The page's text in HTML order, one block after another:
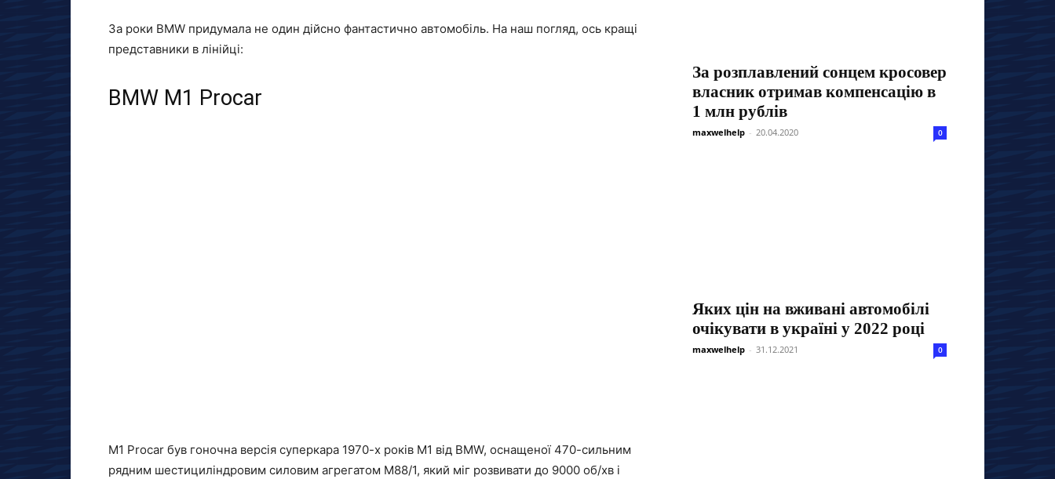
За роки BMW придумала не один дійсно фантастично автомобіль. На наш погляд, ось кращі
представники в лінійці:
BMW M1 Procar
M1 Procar був гоночна версія суперкара 1970-х років M1 від BMW, оснащеної 470-сильним
рядним шестициліндровим силовим агрегатом M88/1, який міг розвивати до 9000 об/хв і
За розплавлений сонцем кросовер
власник отримав компенсацію в
1 млн рублів
maxwelhelp - 20.04.2020 0
Яких цін на вживані автомобілі
очікувати в україні у 2022 році
maxwelhelp - 31.12.2021 0